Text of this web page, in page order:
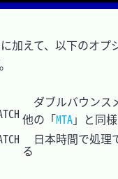
加えて、以下のオプ
ダブルバウンス
他の「MTA」と同
日本時間で処理
る